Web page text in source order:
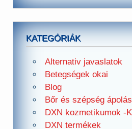
KATEGÓRIÁK
Alternativ javaslatok
Betegségek okai
Blog
Bőr és szépség ápolás
DXN kozmetikumok -
DXN termékek